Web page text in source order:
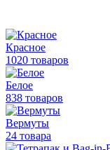
Красное
1020 товаров
Белое
838 товаров
Вермуты
24 товара